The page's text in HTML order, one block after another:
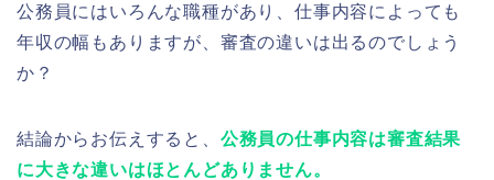
公務員にはいろんな職種があり、仕事内容によっても
年収の幅もありますが、審査の違いは出るのでしょう
か？
結論からお伝えすると、 公務員の仕事内容は審査結果
に大きな違いはほとんどありません。